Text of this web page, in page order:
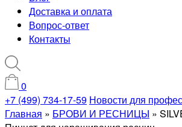
Доставка и оплата
Вопрос-ответ
Контакты
0
+7 (499) 734-17-59 Новости для
Главная » БРОВИ И РЕСНИЦЫ »